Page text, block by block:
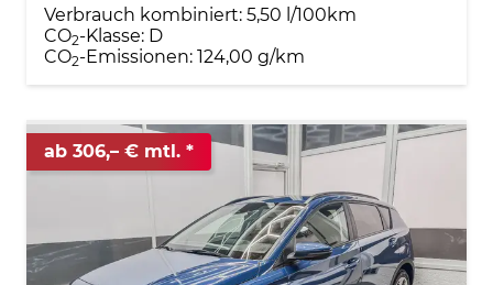
Verbrauch kombiniert: 5,50 l/100km
CO2-Klasse: D
CO2-Emissionen: 124,00 g/km
ab 306,– € mtl.